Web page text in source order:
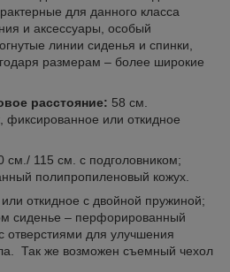
для данного класса
и аксессуары, особый
линии сиденья и спинки,
размерам – более широкие
расстояние: 58 см.
фиксированное или откидное
см./ 115 см. с подголовником;
полипропиленовый кожух.
откидное с двойной пружиной;
сиденье – перфорированный
отверстиями для улучшения
Так же возможен съемный чехол